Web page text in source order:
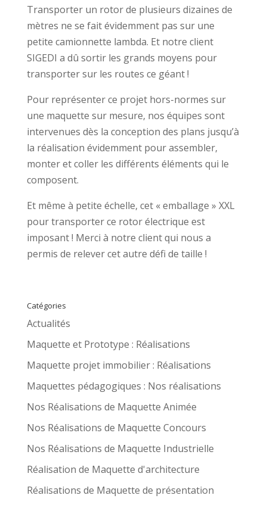
Transporter un rotor de plusieurs dizaines de
mètres ne se fait évidemment pas sur une
petite camionnette lambda. Et notre client
SIGEDI a dû sortir les grands moyens pour
transporter sur les routes ce géant !
Pour représenter ce projet hors-normes sur
une maquette sur mesure, nos équipes sont
intervenues dès la conception des plans jusqu’à
la réalisation évidemment pour assembler,
monter et coller les différents éléments qui le
composent.
Et même à petite échelle, cet « emballage » XXL
pour transporter ce rotor électrique est
imposant ! Merci à notre client qui nous a
permis de relever cet autre défi de taille !
Catégories
Actualités
Maquette et Prototype : Réalisations
Maquette projet immobilier : Réalisations
Maquettes pédagogiques : Nos réalisations
Nos Réalisations de Maquette Animée
Nos Réalisations de Maquette Concours
Nos Réalisations de Maquette Industrielle
Réalisation de Maquette d'architecture
Réalisations de Maquette de présentation